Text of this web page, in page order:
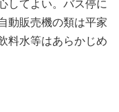
してよい。バス停に
動販売機の類は平家
料水等はあらかじめ